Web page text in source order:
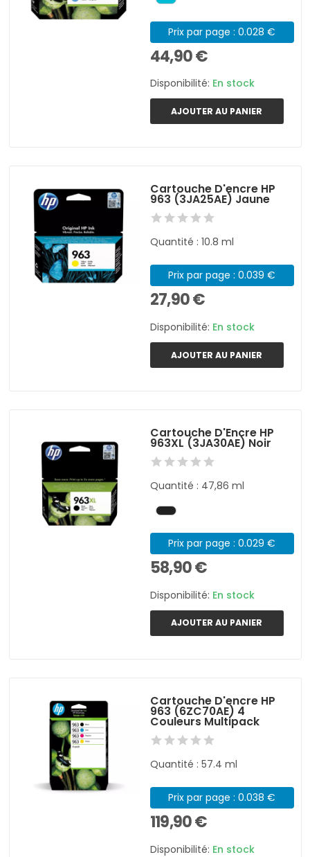
Prix par page : 0.028 €
44,90 €
Disponibilité: En stock
AJOUTER AU PANIER
Cartouche D'encre HP
963 (3JA25AE) Jaune
Quantité : 10.8 ml
Prix par page : 0.039 €
27,90 €
Disponibilité: En stock
AJOUTER AU PANIER
Cartouche D'Encre HP
963XL (3JA30AE) Noir
Quantité : 47,86 ml
Prix par page : 0.029 €
58,90 €
Disponibilité: En stock
AJOUTER AU PANIER
Cartouche D'encre HP
963 (6ZC70AE) 4
Couleurs Multipack
Quantité : 57.4 ml
Prix par page : 0.038 €
119,90 €
Disponibilité: En stock